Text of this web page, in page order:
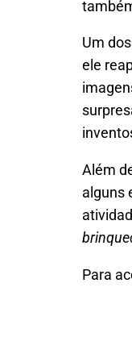
Um
ele
Além
alguns
Para